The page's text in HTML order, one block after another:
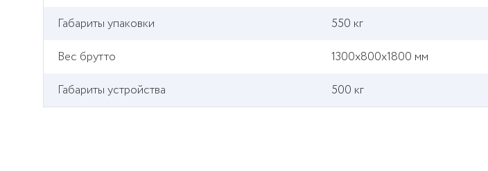
Габариты упаковки
550 кг
Вес брутто
1300х800х1800 мм
Габариты устройства
500 кг